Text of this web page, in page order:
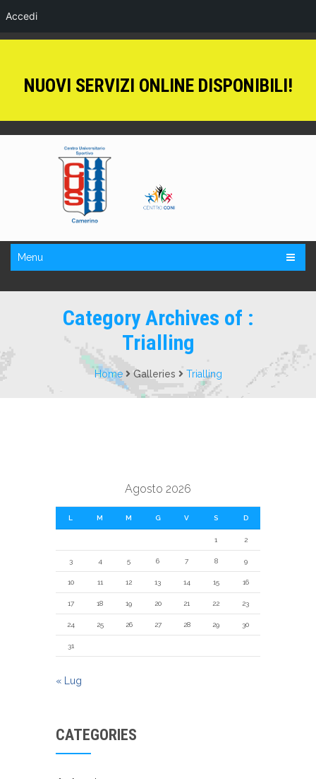
Accedi
NUOVI SERVIZI ONLINE DISPONIBILI!
Menu
Category Archives of :
Trialling
Home Galleries Trialling
Agosto 2026
L M M G V S D
1 2
3 4 5 6 7 8 9
10 11 12 13 14 15 16
17 18 19 20 21 22 23
24 25 26 27 28 29 30
31
« Lug
CATEGORIES